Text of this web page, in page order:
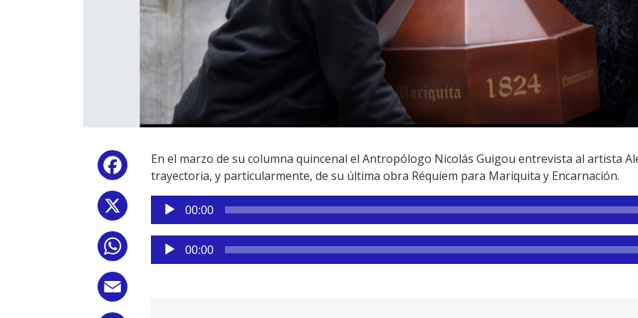
Facebook
WhatsApp
En el marzo de su columna quincenal el Antropólogo Nicolás Guigou entrevista al artista
trayectoria, y particularmente, de su última obra Réquiem para Mariquita y Encarnación.
Reproductor
de
audio
00:00
Reproductor
de
00:00